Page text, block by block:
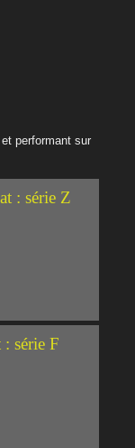
performant sur
: série Z
série F